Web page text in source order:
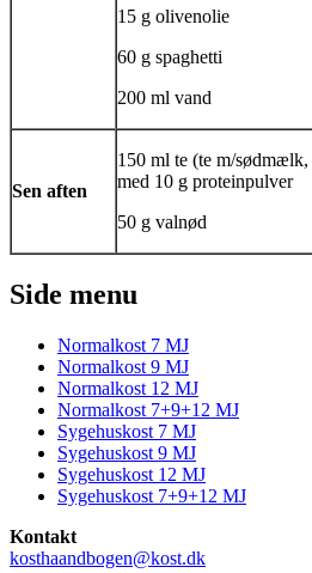
15 g olivenolie
60 g spaghetti
200 ml vand
Sen aften
150 ml te (te m/
med 10 g proteinpulver
50 g valnød
Side menu
Normalkost 7 MJ
Normalkost 9 MJ
Normalkost 12 MJ
Normalkost 7+9+12 MJ
Sygehuskost 7 MJ
Sygehuskost 9 MJ
Sygehuskost 12 MJ
Sygehuskost 7+9+12 MJ
Kontakt
kosthaandbogen@kost.dk